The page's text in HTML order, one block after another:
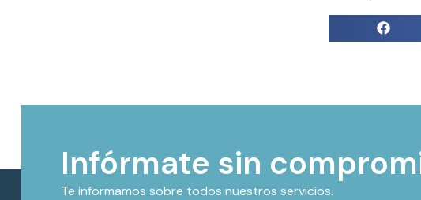
Infórmate sin
Te informamos sobre todos nuestros servicios.